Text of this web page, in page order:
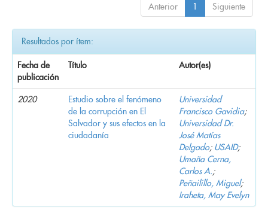
Anterior 1 Siguiente
Resultados por ítem:
Fecha de
publicación
Título Autor(es)
2020
Estudio sobre el fenómeno
de la corrupción en El
Salvador y sus efectos en la
ciudadanía
Universidad
Francisco Gavidia;
Universidad Dr.
José Matías
Delgado; USAID;
Umaña Cerna,
Carlos A.;
Peñailillo, Miguel;
Iraheta, May Evelyn